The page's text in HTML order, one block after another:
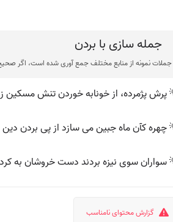
جمله سازی با بردن
جملات نمونه از منابع مختلف جمع آوری شده است، اگر
پرش پژمرده، از خونابه خوردن تنش مسکین
چهره کآن ماه جبین می سازد از پی بردن
سواران سوی نیزه بردند دست خروشان به
گزارش محتوای نامناسب